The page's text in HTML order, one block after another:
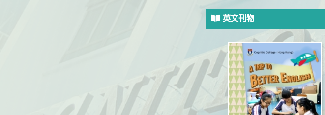
英文刊物